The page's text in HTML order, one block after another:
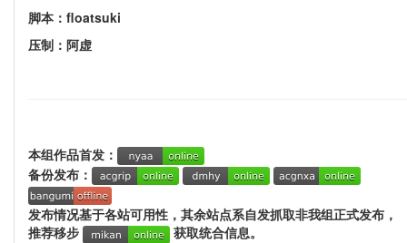
脚本：floatsuki
压制：阿虚
本组作品首发：
备份发布：
发布情况基于各站可用性，其余站点系自发抓取非我组正式发布，
推荐移步
获取统合信息。